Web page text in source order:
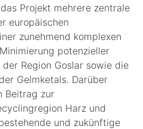
Projekt mehrere zentrale
europäischen
zunehmend komplexen
potenzieller
Region Goslar sowie die
Gelmketals. Darüber
Beitrag zur
Harz und
und zukünftige